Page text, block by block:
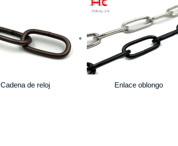
Cadena de reloj Enlace oblongo